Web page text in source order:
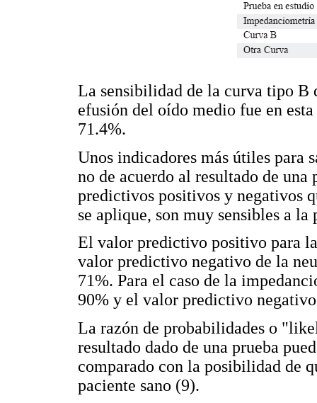
La sensibilidad de la curva tipo B
efusión del oído medio fue en
71.4%.
Unos indicadores más útiles para
no de acuerdo al resultado de
predictivos positivos y negativos
se aplique, son muy sensibles a
El valor predictivo positivo para
valor predictivo negativo de la
71%. Para el caso de la
90% y el valor predictivo
La razón de probabilidades o
resultado dado de una prueba
comparado con la posibilidad de
paciente sano (9).